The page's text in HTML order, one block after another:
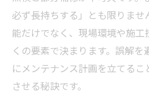
外壁塗装の耐用年数
外壁塗装の減価償却
外壁塗装の費用対策
必ず長持ちする」とも限りま
能だけでなく、現場環境や施
くの要素で決まります。誤解を
にメンテナンス計画を立てる
させる秘訣です。